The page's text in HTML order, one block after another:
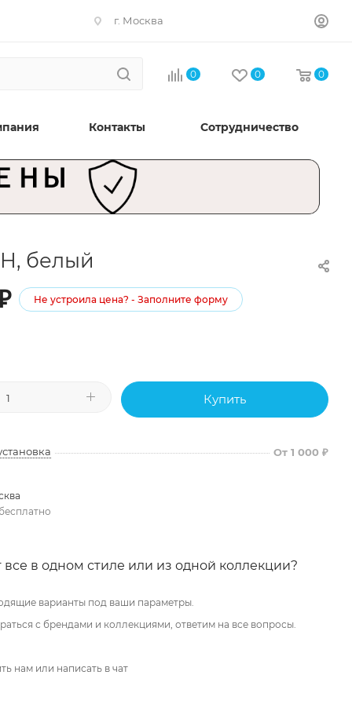
г. Москва
0 0 0
Контакты Сотрудничество
белый
Не устроила цена? - Заполните форму
Купить
От 1 000 ₽
бесплатно
все в одном стиле или из одной коллекции?
варианты под ваши параметры.
с брендами и коллекциями, ответим на все вопросы.
нам или написать в чат